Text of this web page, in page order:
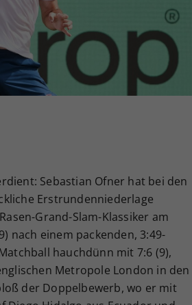
Sebastian Ofner hat bei den
Erstrundenniederlage
Grand-Slam-Klassiker am
nach einem packenden, 3:49-
hauchdünn mit 7:6 (9),
Metropole London in den
der Doppelbewerb, wo er mit
vorgenommen Einstellungen, falls der
Betreiber dies eingestellt hat.